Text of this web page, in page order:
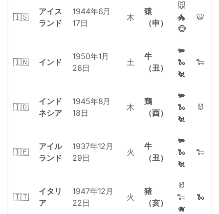
🇮🇸
アイス
ランド
1944年6月
17日
木
猿
（申）
🐭
🐲
🐵
🐯
🇮🇳 インド
1950年1月
26日
土
牛
（丑）
🐃
🐍
🐔
🐑
🇮🇩
インド
ネシア
1945年8月
18日
木
鶏
（酉）
🐃
🐍
🐔
🐰
🇮🇪
アイル
ランド
1937年12月
29日
火
牛
（丑）
🐃
🐍
🐔
🐑
🇮🇹
イタリ
ア
1947年12月
22日
火
猪
（亥）
🐰
🐑
🐗
🐍